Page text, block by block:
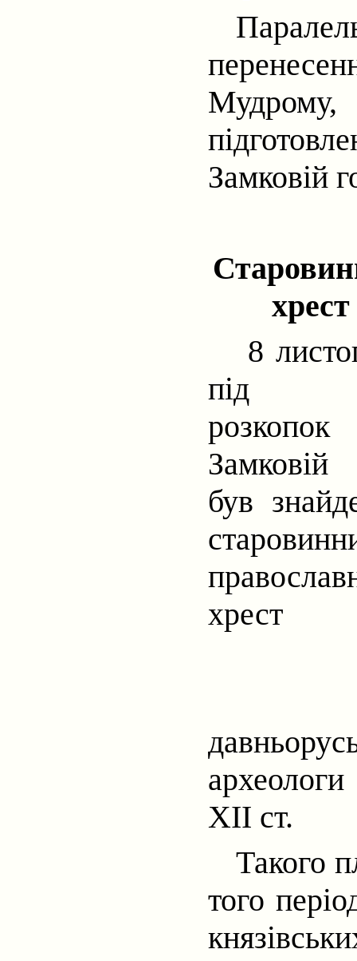
Мудрому,
Замковій
хрест
8
під
Замковій
був
хрест
ХІІ ст.
Такого
того